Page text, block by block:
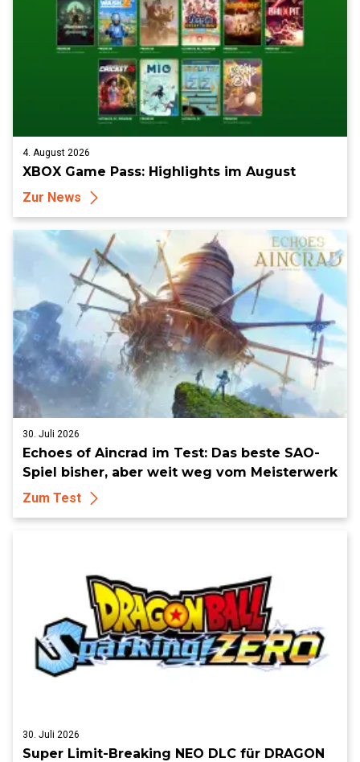
4. August 2026
XBOX Game Pass: Highlights im August
Zur News
30. Juli 2026
Echoes of Aincrad im Test: Das beste SAO-
Spiel bisher, aber weit weg vom Meisterwerk
Zum Test
30. Juli 2026
Super Limit-Breaking NEO DLC für DRAGON